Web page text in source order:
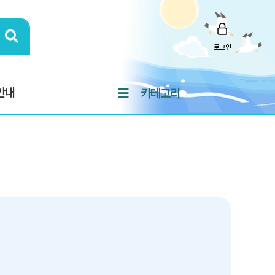
로그인
내 카테고리